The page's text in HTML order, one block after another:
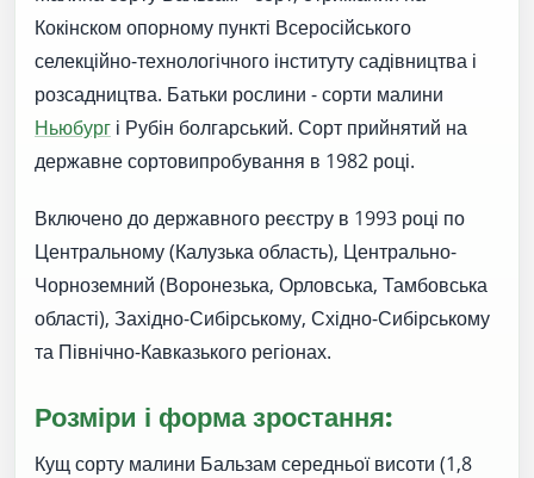
Кокінском опорному пункті Всеросійського
селекційно-технологічного інституту садівництва і
розсадництва. Батьки рослини - сорти малини
Ньюбург і Рубін болгарський. Сорт прийнятий на
державне сортовипробування в 1982 році.
Включено до державного реєстру в 1993 році по
Центральному (Калузька область), Центрально-
Чорноземний (Воронезька, Орловська, Тамбовська
області), Західно-Сибірському, Східно-Сибірському
та Північно-Кавказького регіонах.
Розміри і форма зростання:
Кущ сорту малини Бальзам середньої висоти (1,8